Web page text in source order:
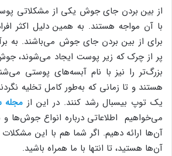
از بین بردن جای جوش یکی از مشکلاتی
با آن مواجه هستند. به همین دلیل اکثر
برای از بین بردن جای جوش می‌باشند. به
پر از چرک که زیر پوست ایجاد می‌شوند،
بزرگ‌تر را نیز با نام آبسه‌های پوستی
هستند و تا زمانی که به‌طور کامل تخلیه
یک توپ بیسبال رشد کنند. در این از
می‌خواهیم اطلاعاتی درباره انواع جوش‌ها
آن‌ها ارائه دهیم. اگر شما هم با این مشکلات
آن‌ها هستید، تا انتها با ما همراه باشید.